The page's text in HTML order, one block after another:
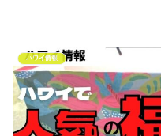
ハワイ情報